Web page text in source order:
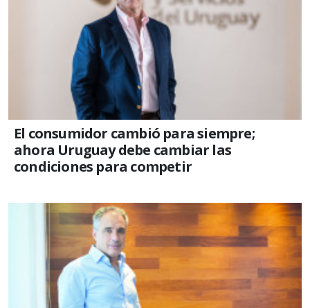
El consumidor cambió para siempre;
ahora Uruguay debe cambiar las
condiciones para competir